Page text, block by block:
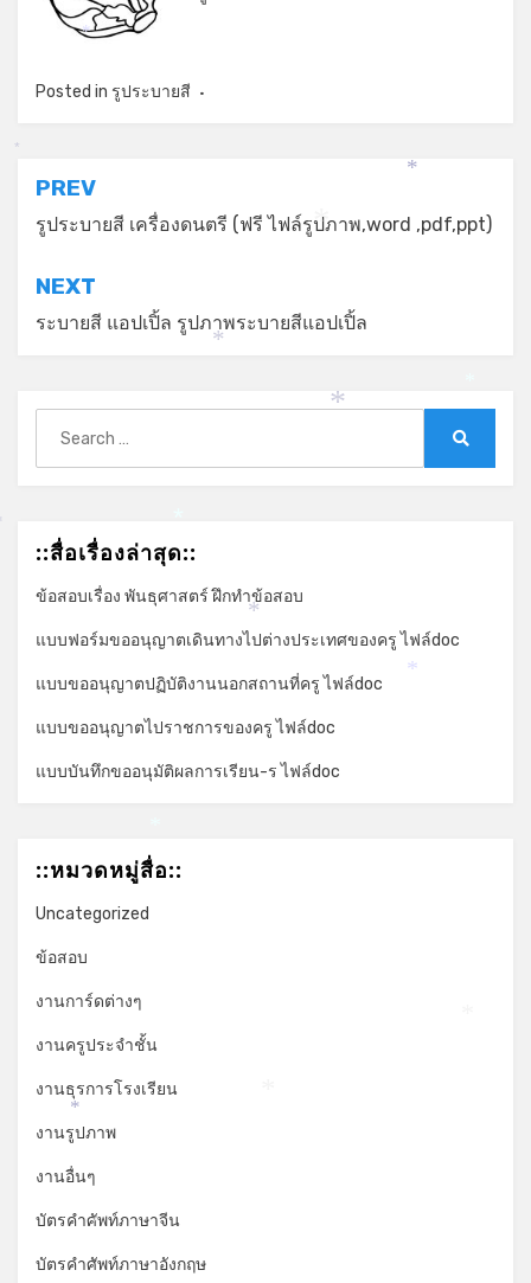
Posted in รูประบายสี
แนะแนว
เรื่อง
PREV
รูประบายสี เครื่องดนตรี (ฟรี ไฟล์รูปภาพ,word ,pdf,ppt)
NEXT
ระบายสี แอปเปิ้ล รูปภาพระบายสีแอปเปิ้ล
for:
::สื่อเรื่องล่าสุด::
ข้อสอบเรื่อง พันธุศาสตร์ ฝึกทำข้อสอบ
แบบฟอร์มขออนุญาตเดินทางไปต่างประเทศของครู ไฟล์doc
แบบขออนุญาตปฏิบัติงานนอกสถานที่ครู ไฟล์doc
แบบขออนุญาตไปราชการของครู ไฟล์doc
แบบบันทึกขออนุมัติผลการเรียน-ร ไฟล์doc
::หมวดหมู่สื่อ::
Uncategorized
ข้อสอบ
งานการ์ดต่างๆ
งานครูประจำชั้น
งานธุรการโรงเรียน
งานรูปภาพ
งานอื่นๆ
บัตรคำศัพท์ภาษาจีน
บัตรคำศัพท์ภาษาอังกฤษ
*
*
*